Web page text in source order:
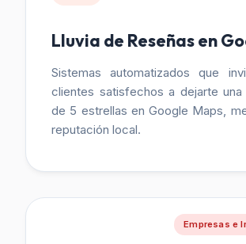
Lluvia de Reseñas en
Sistemas automatizados que
clientes satisfechos a dejarte una
de 5 estrellas en Google Maps,
reputación local.
Empresas e